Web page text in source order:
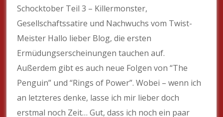
Schocktober Teil 3 – Killermonster,
Gesellschaftssatire und Nachwuchs vom Twist-
Meister Hallo lieber Blog, die ersten
Ermüdungserscheinungen tauchen auf.
Außerdem gibt es auch neue Folgen von “The
Penguin” und “Rings of Power”. Wobei – wenn ich
an letzteres denke, lasse ich mir lieber doch
erstmal noch Zeit… Gut, dass ich noch ein paar